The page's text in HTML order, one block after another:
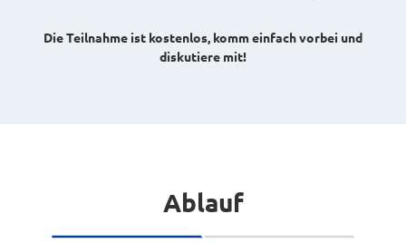
Die Teilnahme ist kostenlos, komm einfach vorbei und
diskutiere mit!
Ablauf